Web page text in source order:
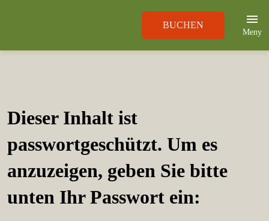
BUCHEN
Meny
Dieser Inhalt ist
passwortgeschützt. Um es
anzuzeigen, geben Sie bitte
unten Ihr Passwort ein: